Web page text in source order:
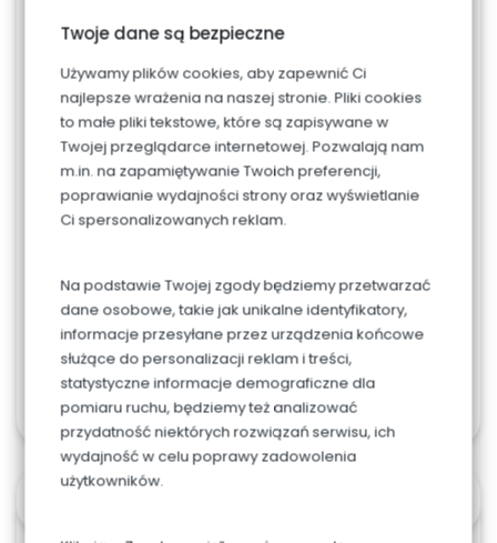
Twoje dane są bezpieczne
Używamy plików cookies, aby zapewnić Ci
najlepsze wrażenia na naszej stronie. Pliki cookies
to małe pliki tekstowe, które są zapisywane w
Twojej przeglądarce internetowej. Pozwalają nam
m.in. na zapamiętywanie Twoich preferencji,
poprawianie wydajności strony oraz wyświetlanie
Ci spersonalizowanych reklam.
Na podstawie Twojej zgody będziemy przetwarzać
dane osobowe, takie jak unikalne identyfikatory,
informacje przesyłane przez urządzenia końcowe
służące do personalizacji reklam i treści,
statystyczne informacje demograficzne dla
pomiaru ruchu, będziemy też analizować
przydatność niektórych rozwiązań serwisu, ich
wydajność w celu poprawy zadowolenia
użytkowników.
Napis, dodaj w uwagach w podsumowaniu
zamówienia
Dodaj do koszyka